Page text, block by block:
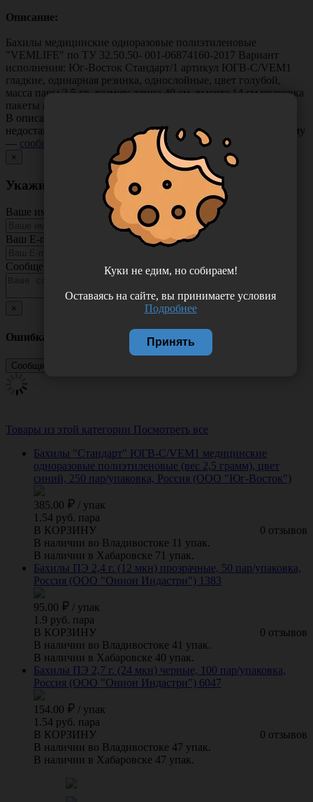
Описание:
Бахилы медицинские одноразовые полиэтиленовые
"VEMLIFE" по ТУ 32.50.50- 001-06874160-2017 Вариант
исполнения: Юг-Восток Стандарт/1 артикул ЮГВ-С/VEM1
гладкие, одинарная резинка, однослойные, цвет голубой,
масса пары 2,5 гр, размер: длина 40 см, высота 14 см упаковка
пакеты по 250 пар/3500 пар транспортная коробка.
В описании товара могут иметь место неточности или
недостающая информация. Если вы заметили такую проблему
— сообщите нам
×
Укажите неточность в описании товара
Ваше имя
Ваш E-mail
Сообщение
×
Ошибка
Товары из этой категории Посмотреть все
Бахилы "Стандарт" ЮГВ-С/VEM1 медицинские
одноразовые полиэтиленовые (вес 2,5 грамм), цвет
синий, 250 пар/упаковка, Россия (ООО "Юг-Восток")
385.00 / упак
1.54 руб. пара
0 отзывов
В КОРЗИНУ
В наличии во Владивостоке 11 упак.
В наличии в Хабаровске 71 упак.
Бахилы ПЭ 2,4 г. (12 мкн) прозрачные, 50 пар/упаковка,
Россия (ООО "Онион Индастри") 1383
95.00 / упак
1.9 руб. пара
0 отзывов
В КОРЗИНУ
В наличии во Владивостоке 41 упак.
В наличии в Хабаровске 40 упак.
Бахилы ПЭ 2,7 г. (24 мкн) черные, 100 пар/упаковка,
Россия (ООО "Онион Индастри") 6047
154.00 / упак
1.54 руб. пара
0 отзывов
В КОРЗИНУ
В наличии во Владивостоке 47 упак.
В наличии в Хабаровске 47 упак.
Куки не едим, но собираем!
Оставаясь на сайте, вы принимаете условия
Подробнее
Принять